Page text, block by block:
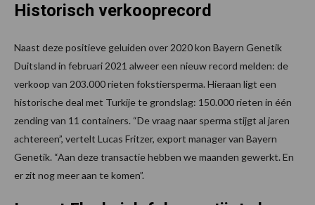
Historisch verkooprecord
Naast deze positieve geluiden over 2020 kon Bayern Genetik
Duitsland in februari 2021 alweer een nieuw record melden: de
verkoop van 203.000 rieten fokstiersperma. Hieraan ligt een
historische deal met Turkije te grondslag: 150.000 rieten in één
zending van 11 containers. “De vraag naar sperma stijgt al jaren
achtereen”, vertelt Lucas Fritzer, export manager van Bayern
Genetik. “Aan deze transactie hebben we maanden gewerkt. En
er zit nog meer aan te komen”.